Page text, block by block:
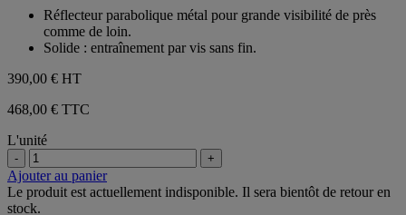
étoiles.
Réflecteur parabolique métal pour grande visibilité de près
comme de loin.
Solide : entraînement par vis sans fin.
390,00 € HT
468,00 € TTC
L'unité
- +
Ajouter au panier
Le produit est actuellement indisponible. Il sera bientôt de retour en
stock.